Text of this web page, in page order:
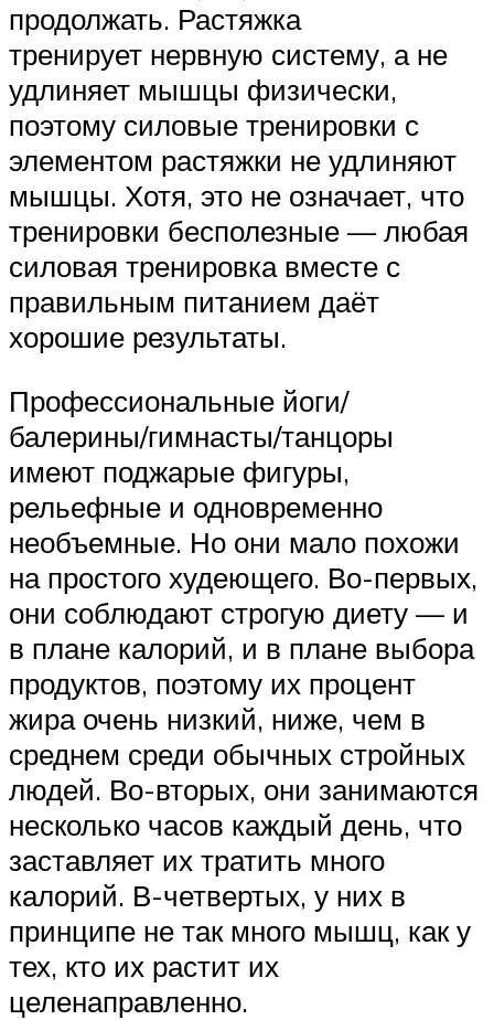
продолжать. Растяжка
тренирует нервную систему, а не
удлиняет мышцы физически,
поэтому силовые тренировки с
элементом растяжки не удлиняют
мышцы. Хотя, это не означает, что
тренировки бесполезные — любая
силовая тренировка вместе с
правильным питанием даёт
хорошие результаты.
Профессиональные йоги/
балерины/гимнасты/танцоры
имеют поджарые фигуры,
рельефные и одновременно
необъемные. Но они мало похожи
на простого худеющего. Во-первых,
они соблюдают строгую диету — и
в плане калорий, и в плане выбора
продуктов, поэтому их процент
жира очень низкий, ниже, чем в
среднем среди обычных стройных
людей. Во-вторых, они занимаются
несколько часов каждый день, что
заставляет их тратить много
калорий. В-четвертых, у них в
принципе не так много мышц, как у
тех, кто их растит их
целенаправленно.